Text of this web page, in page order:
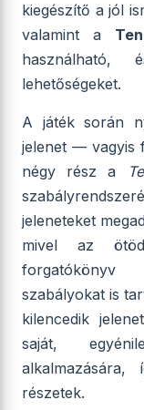
kiegészítő a jól
valamint a
lehetőségeket.
A játék során
jelenet — vagyis
négy rész a
jeleneteket
mivel az
szabályokat is
kilencedik
saját,
részetek.